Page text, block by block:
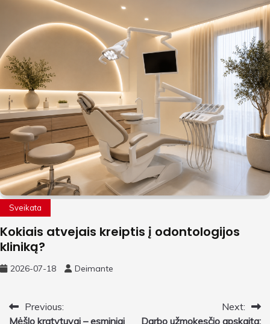
Sveikata
Kokiais atvejais kreiptis į odontologijos
kliniką?
2026-07-18 Deimante
Navigacija
Previous:
Mėšlo kratytuvai – esminiai
Next:
Darbo užmokesčio apskaita: